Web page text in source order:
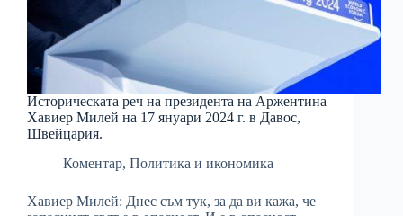
Историческата реч на президента на Аржентина
Хавиер Милей на 17 януари 2024 г. в Давос,
Швейцария.
Коментар, Политика и икономика
Хавиер Милей: Днес съм тук, за да ви кажа, че